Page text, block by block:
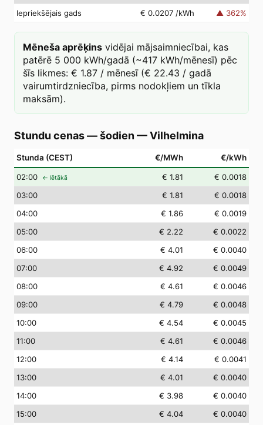
Iepriekšējais gads
€ 0.0207 /kWh ▲ 362%
Mēneša aprēķins vidējai mājsaimniecībai, kas
patērē 5 000 kWh/gadā (~417 kWh/mēnesī) pēc
šīs likmes: € 1.87 / mēnesī (€ 22.43 / gadā
vairumtirdzniecība, pirms nodokļiem un tīkla
maksām).
Stundu cenas — šodien —Vilhelmina
Stunda (CEST) €/MWh €/kWh
02:00 ← lētākā € 1.81
€ 0.0018
03:00 € 1.81
€ 0.0018
04:00 € 1.86
€ 0.0019
05:00 € 2.22
€ 0.0022
06:00 € 4.01
€ 0.0040
07:00 € 4.92
€ 0.0049
08:00 € 4.61
€ 0.0046
09:00 € 4.79
€ 0.0048
10:00 € 4.54
€ 0.0045
11:00 € 4.61
€ 0.0046
12:00 € 4.14
€ 0.0041
13:00 € 4.01
€ 0.0040
14:00 € 3.98
€ 0.0040
15:00 € 4.04
€ 0.0040